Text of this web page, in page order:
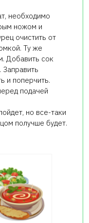
необходимо
ножом и
очистить от
Ту же
Добавить сок
и поперчить.
подачей
но все-таки
получше будет.